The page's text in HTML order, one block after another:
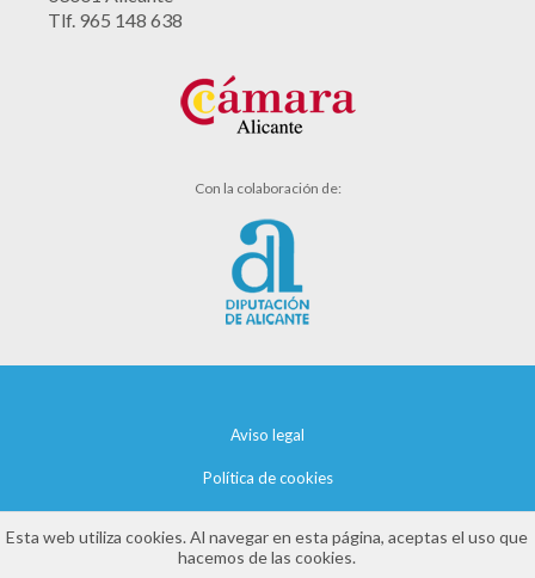
Tlf. 965 148 638
Con la colaboración de:
Aviso legal
Política de cookies
Esta web utiliza cookies. Al navegar en esta página, aceptas el uso que
hacemos de las cookies.